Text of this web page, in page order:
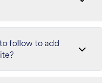
follow to add